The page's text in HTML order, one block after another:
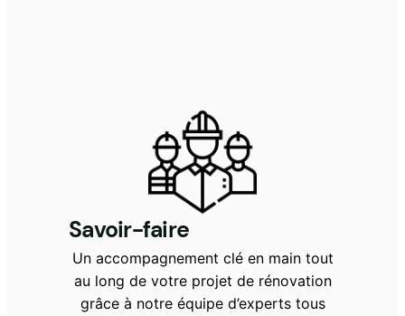
Savoir-faire
Un accompagnement clé en main tout
au long de votre projet de rénovation
grâce à notre équipe d’experts tous